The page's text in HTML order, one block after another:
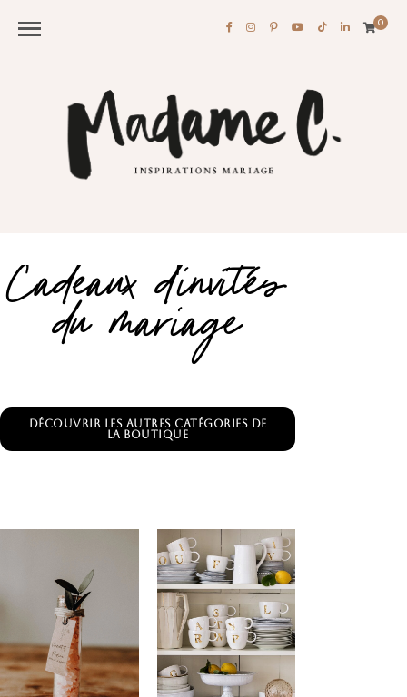
0
Cadeaux d'invités
du mariage
Découvrir les autres catégories de
la boutique